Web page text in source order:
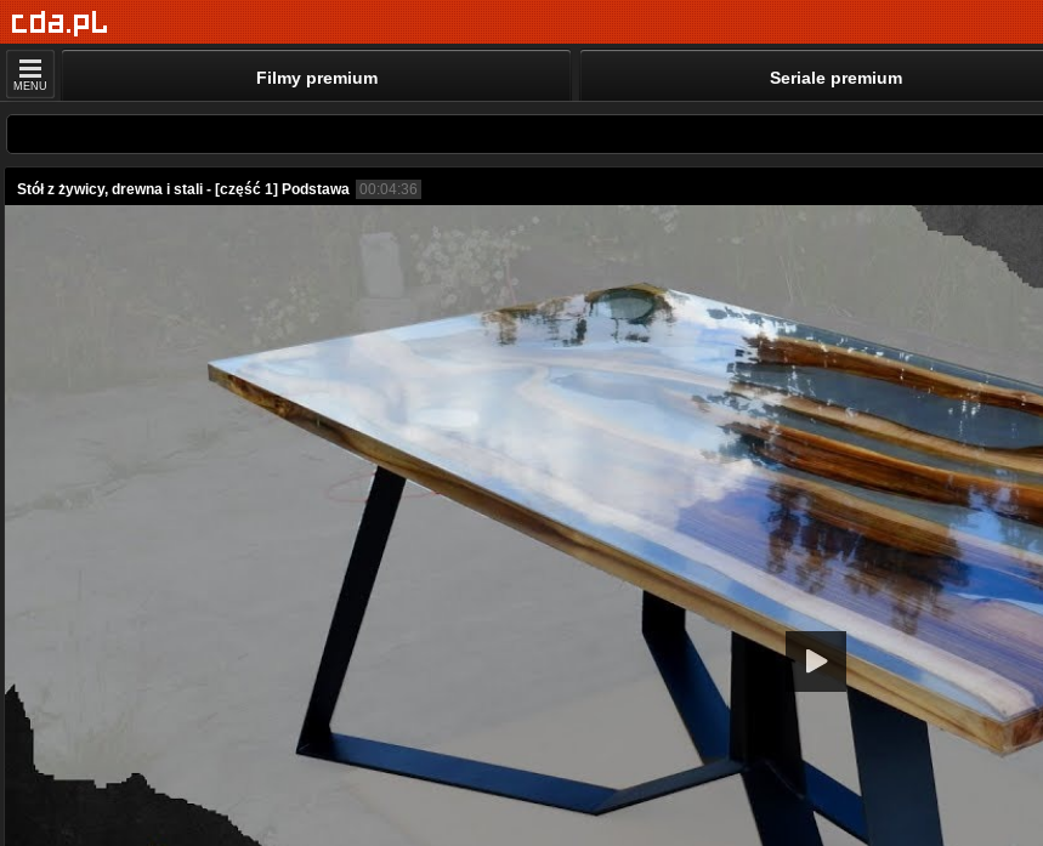
MENU Filmy premium Seriale premium
Stół z żywicy, drewna i stali - [część 1] Podstawa 00:04:36